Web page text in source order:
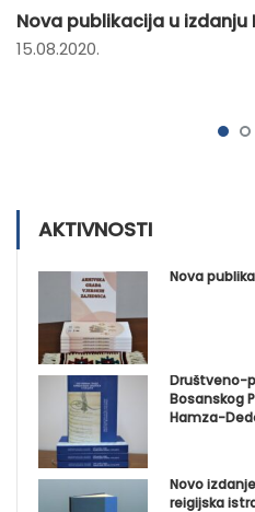
Nova publikacija u
15.08.2020.
AKTIVNOSTI
Nova
Društveno-
Bosanskog
Hamza-
Novo
reigijska